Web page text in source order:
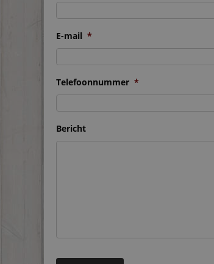
E-mail *
Telefoonnummer *
Bericht